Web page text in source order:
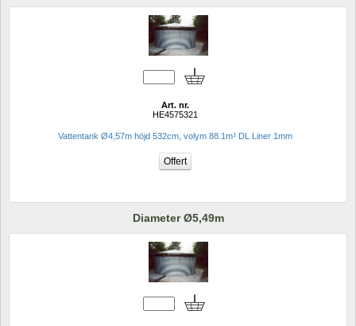
Art. nr.
HE4575321
Vattentank Ø4,57m höjd 532cm, volym 88.1m³ DL Liner 1mm
Diameter Ø5,49m